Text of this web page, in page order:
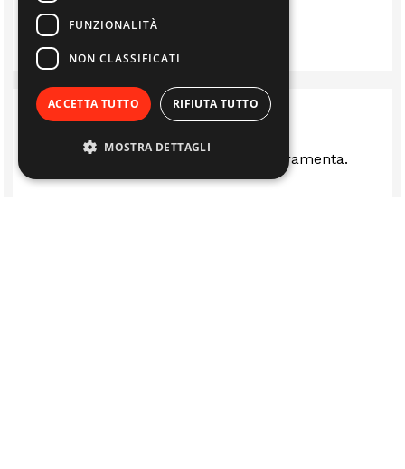
LUIS
Ottima rivenditi stufe camini e ferramenta.
FUNZIONALITÀ
NON CLASSIFICATI
ACCETTA TUTTO RIFIUTA TUTTO
MOSTRA DETTAGLI